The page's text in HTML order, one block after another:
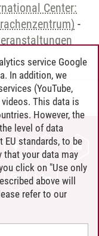
Center:
-
service Google
In addition, we
(YouTube,
This data is
However, the
level of data
EU standards, to be
your data may
click on "Use only
above will
refer to our